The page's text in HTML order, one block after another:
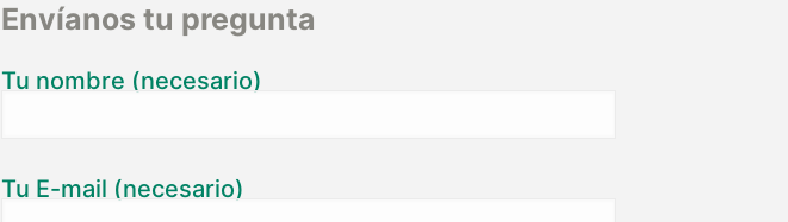
Envíanos tu pregunta
Tu nombre (necesario)
Tu E-mail (necesario)